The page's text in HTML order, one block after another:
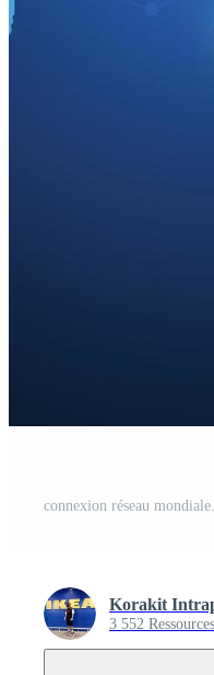
Korakit
3 552 Ressources